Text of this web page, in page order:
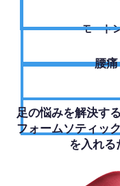
モート
腰痛
足の悩みを解決す
フォームソティッ
を入れる